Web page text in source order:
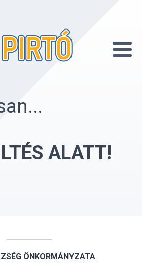
ALATT!
ÖNKORMÁNYZATA